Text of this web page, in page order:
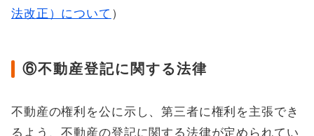
法改正）について ）
⑥不動産登記に関する法律
不動産の権利を公に示し、第三者に権利を主張でき
るよう、不動産の登記に関する法律が定められてい